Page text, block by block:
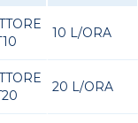
10 L/ORA
20 L/ORA